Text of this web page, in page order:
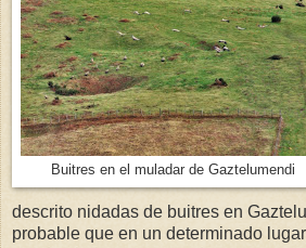
Buitres en el muladar de Gaztelumendi
descrito nidadas de buitres en
probable que en un determinado